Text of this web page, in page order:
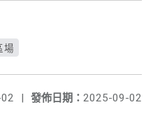
場
發佈日期： 2025-09-02
|